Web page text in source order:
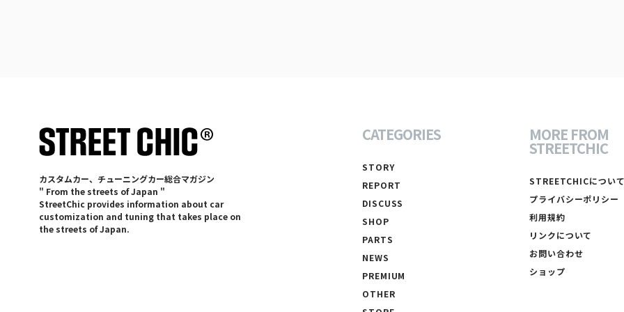
カスタムカー、チューニングカー総合マガジン
" From the streets of Japan "
StreetChic provides information about car
customization and tuning that takes place on
the streets of Japan.
CATEGORIES
STORY
REPORT
DISCUSS
SHOP
PARTS
NEWS
PREMIUM
OTHER
MORE FROM
STREETCHIC
STREETCHICについ
プライバシーポリシー
利用規約
リンクについて
お問い合わせ
ショップ